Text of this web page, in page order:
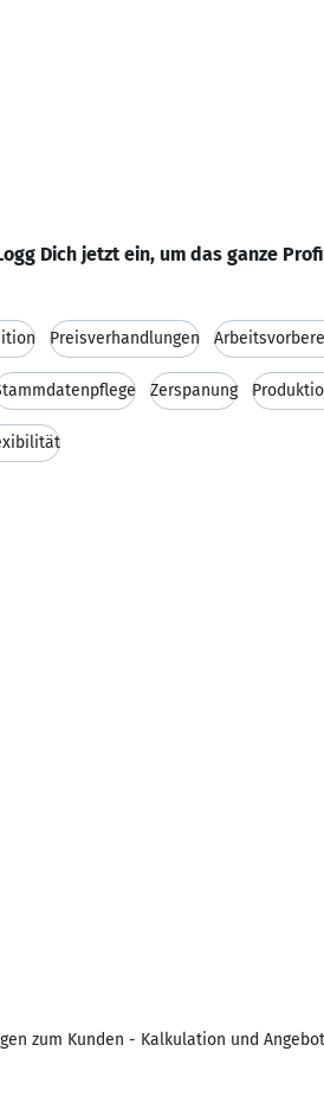
Dich jetzt ein, um das ganze
Preisverhandlungen
Zerspanung
zum Kunden - Kalkulation und